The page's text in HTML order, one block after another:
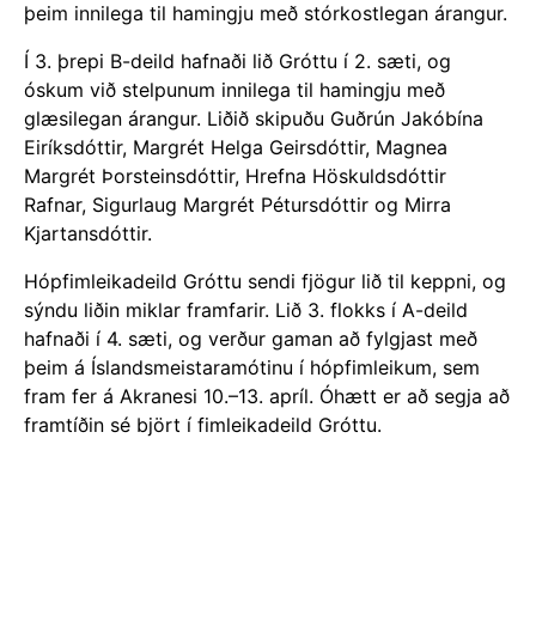
þeim innilega til hamingju með stórkostlegan árangur.
Í 3. þrepi B-deild hafnaði lið Gróttu í 2. sæti, og
óskum við stelpunum innilega til hamingju með
glæsilegan árangur. Liðið skipuðu Guðrún Jakóbína
Eiríksdóttir, Margrét Helga Geirsdóttir, Magnea
Margrét Þorsteinsdóttir, Hrefna Höskuldsdóttir
Rafnar, Sigurlaug Margrét Pétursdóttir og Mirra
Kjartansdóttir.
Hópfimleikadeild Gróttu sendi fjögur lið til keppni, og
sýndu liðin miklar framfarir. Lið 3. flokks í A-deild
hafnaði í 4. sæti, og verður gaman að fylgjast með
þeim á Íslandsmeistaramótinu í hópfimleikum, sem
fram fer á Akranesi 10.–13. apríl. Óhætt er að segja að
framtíðin sé björt í fimleikadeild Gróttu.